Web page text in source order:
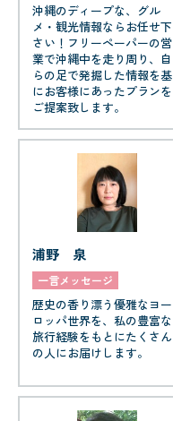
沖縄のディープな、グル
メ・観光情報ならお任せ下
さい！フリーペーパーの営
業で沖縄中を走り周り、自
らの足で発掘した情報を基
にお客様にあったプランを
ご提案致します。
浦野 泉
一言メッセージ
歴史の香り漂う優雅なヨー
ロッパ世界を、私の豊富な
旅行経験をもとにたくさん
の人にお届けします。